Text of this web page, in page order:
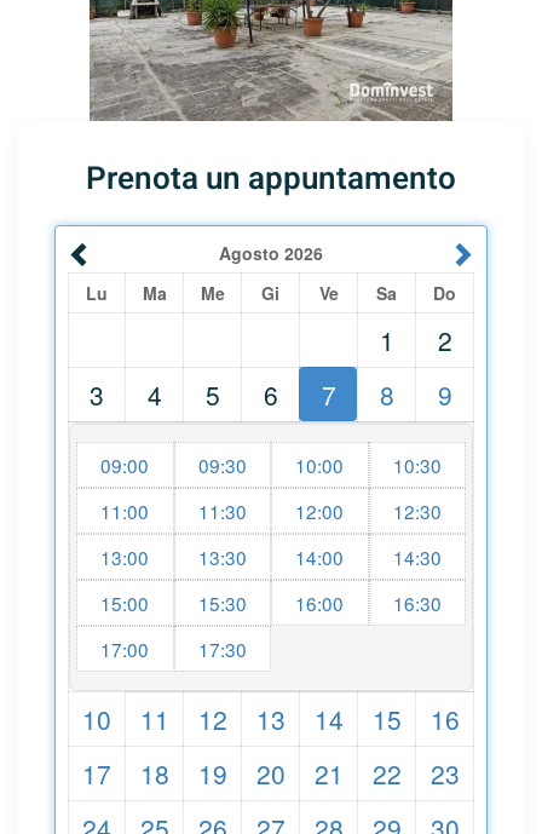
Prenota un appuntamento
Agosto 2026
Lu
Ma Me Gi Ve Sa Do
1
2
3
4 5 6 7 8 9
09:00 09:30 10:00
10:30
11:00
11:30 12:00
12:30
13:00
13:30 14:00
14:30
15:00
15:30 16:00
16:30
17:00
17:30
10 11 12 13 14 15
16
17
18 19 20 21 22
23